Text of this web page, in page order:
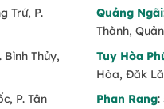
Trứ, P.
Bình Thủy,
P. Tân
Quảng Ngãi
Thành,
Tuy Hòa
Hòa, Đăk
Phan Rang: